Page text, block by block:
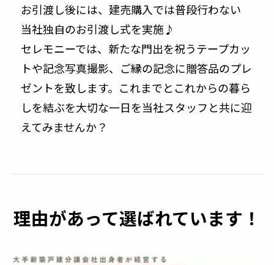
お引渡し後には、建売購入では普段行わない
当社独自のお引渡し式を実施♪
セレモニーでは、新たな門出を祝うテープカッ
トや記念写真撮影、ご縁の記念に贈答品のプレ
ゼントを致します。これまでとこれからの暮ら
しを結ぶを大切な一日を当社スタッフと共に迎
えてみませんか？
理由があって選ばれています！